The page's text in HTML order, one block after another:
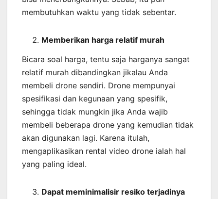
membutuhkan waktu yang tidak sebentar.
Memberikan harga relatif murah
Bicara soal harga, tentu saja harganya sangat
relatif murah dibandingkan jikalau Anda
membeli drone sendiri. Drone mempunyai
spesifikasi dan kegunaan yang spesifik,
sehingga tidak mungkin jika Anda wajib
membeli beberapa drone yang kemudian tidak
akan digunakan lagi. Karena itulah,
mengaplikasikan rental video drone ialah hal
yang paling ideal.
Dapat meminimalisir resiko terjadinya